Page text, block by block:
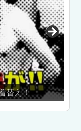
替え！ ☆性